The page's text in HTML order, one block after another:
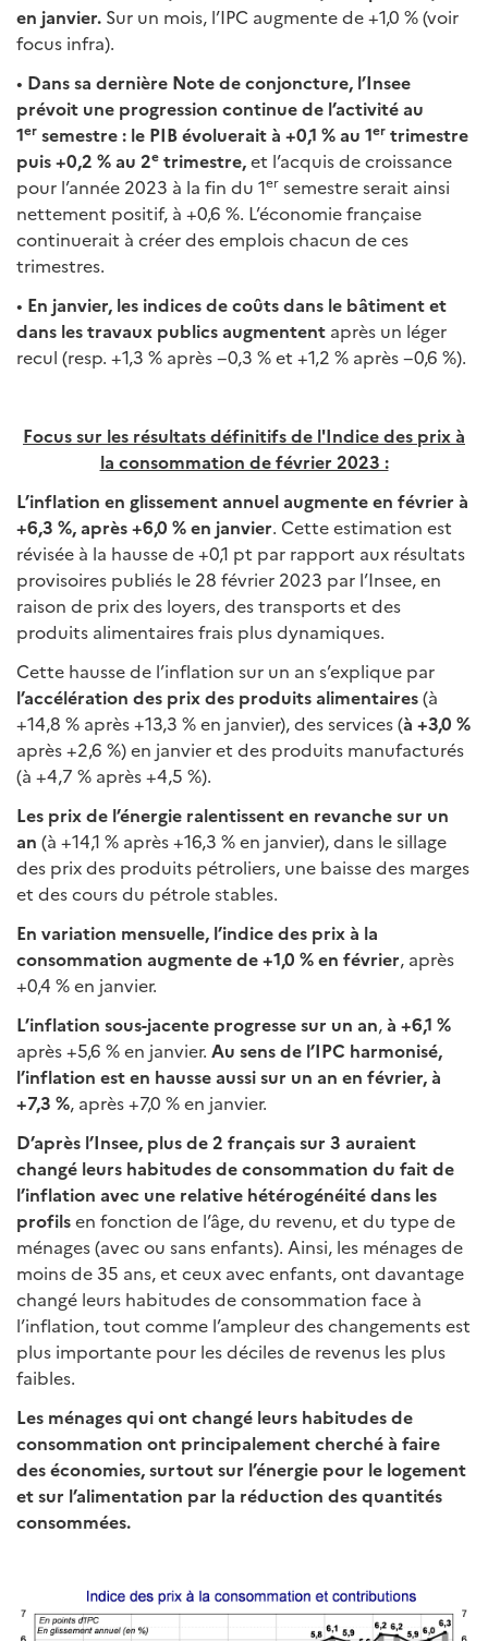
en janvier. Sur un mois, l’IPC augmente de +1,0 % (voir
focus infra).
• Dans sa dernière Note de conjoncture, l’Insee
prévoit une progression continue de l’activité au
1er semestre : le PIB évoluerait à +0,1 % au 1er trimestre
puis +0,2 % au 2e trimestre,et l’acquis de croissance
pour l’année 2023 à la fin du 1er semestre serait ainsi
nettement positif, à +0,6 %. L’économie française
continuerait à créer des emplois chacun de ces
trimestres.
• En janvier, les indices de coûts dans le bâtiment et
dans les travaux publics augmentent après un léger
recul (resp. +1,3 % après −0,3 % et +1,2 % après −0,6 %).
Focus sur les résultats définitifs de l'Indice des prix à
la consommation de février 2023 :
L’inflation en glissement annuel augmente en février à
+6,3 %, après +6,0 % en janvier. Cette estimation est
révisée à la hausse de +0,1 pt par rapport aux résultats
provisoires publiés le 28 février 2023 par l’Insee, en
raison de prix des loyers, des transports et des
produits alimentaires frais plus dynamiques.
Cette hausse de l’inflation sur un an s’explique par
l’accélération des prix des produits alimentaires(à
+14,8 % après +13,3 % en janvier), des services (à +3,0 %
après +2,6 %) en janvier et des produits manufacturés
(à +4,7 % après +4,5 %).
Les prix de l’énergie ralentissent en revanche sur un
an (à +14,1 % après +16,3 % en janvier), dans le sillage
des prix des produits pétroliers, une baisse des marges
et des cours du pétrole stables.
En variation mensuelle, l’indice des prix à la
consommation augmente de +1,0 % en février, après
+0,4 % en janvier.
L’inflation sous-jacente progresse sur un an,à +6,1 %
après +5,6 % en janvier. Au sens de l’IPC harmonisé,
l’inflation est en hausse aussi sur un an en février, à
+7,3 %, après +7,0 % en janvier.
D’après l’Insee, plus de 2 français sur 3 auraient
changé leurs habitudes de consommation du fait de
l’inflation avec une relative hétérogénéité dans les
profilsen fonction de l’âge, du revenu, et du type de
ménages (avec ou sans enfants). Ainsi, les ménages de
moins de 35 ans, et ceux avec enfants, ont davantage
changé leurs habitudes de consommation face à
l’inflation, tout comme l’ampleur des changements est
plus importante pour les déciles de revenus les plus
faibles.
Les ménages qui ont changé leurs habitudes de
consommation ont principalement cherché à faire
des économies, surtout sur l’énergie pour le logement
et sur l’alimentation par la réduction des quantités
consommées.